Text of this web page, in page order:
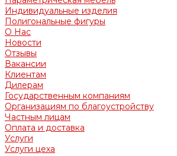
Индивидуальные изделия
Полигональные фигуры
О Нас
Новости
Отзывы
Вакансии
Клиентам
Дилерам
Государственным компаниям
Организациям по благоустройству
Частным лицам
Оплата и доставка
Услуги
Услуги цеха